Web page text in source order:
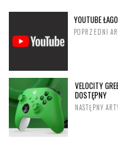
YOUTUBE
POPRZEDNI
VELOCITY
DOSTĘPNY
NASTĘPNY